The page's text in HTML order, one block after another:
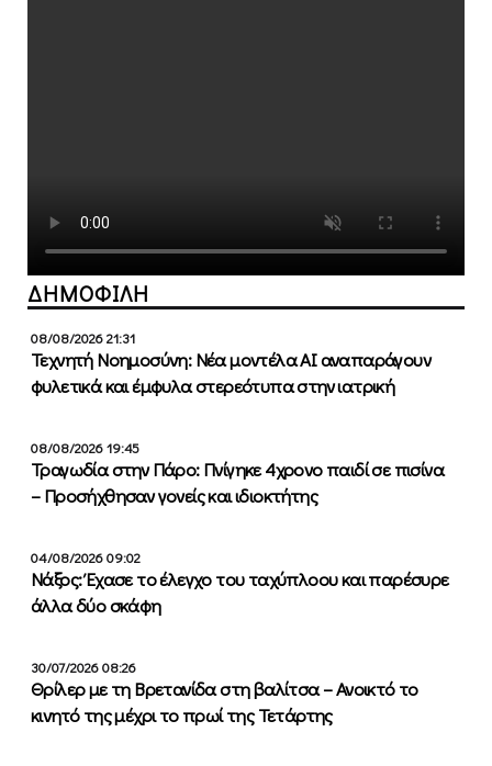
ΔΗΜΟΦΙΛΗ
08/08/2026 21:31
Τεχνητή Νοημοσύνη: Νέα μοντέλα ΑΙ αναπαράγουν
φυλετικά και έμφυλα στερεότυπα στην ιατρική
08/08/2026 19:45
Τραγωδία στην Πάρο: Πνίγηκε 4χρονο παιδί σε πισίνα
– Προσήχθησαν γονείς και ιδιοκτήτης
04/08/2026 09:02
Νάξος: Έχασε το έλεγχο του ταχύπλοου και παρέσυρε
άλλα δύο σκάφη
30/07/2026 08:26
Θρίλερ με τη Βρετανίδα στη βαλίτσα – Ανοικτό το
κινητό της μέχρι το πρωί της Τετάρτης